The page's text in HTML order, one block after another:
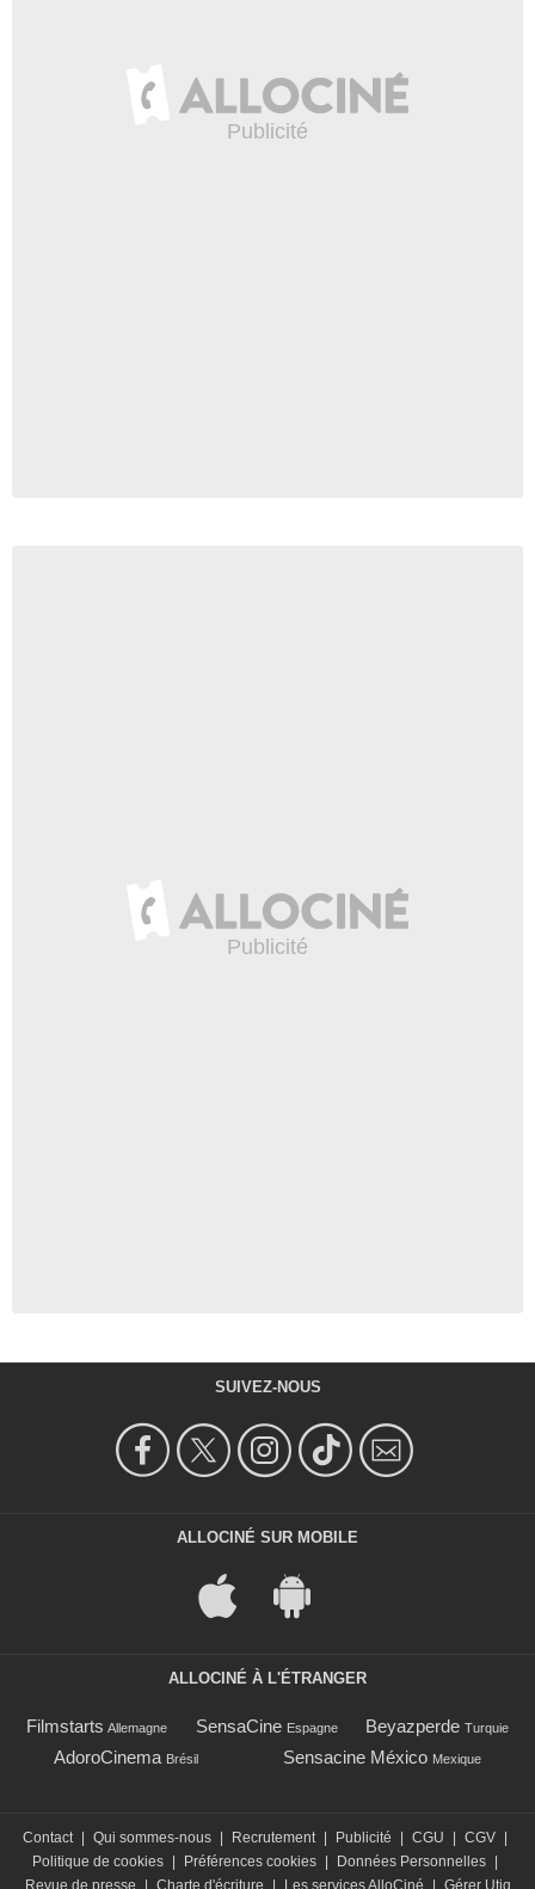
SUIVEZ-NOUS
ALLOCINÉ SUR MOBILE
ALLOCINÉ À L'ÉTRANGER
Filmstarts Allemagne SensaCine Espagne Beyazperde Turquie
AdoroCinema Brésil Sensacine México Mexique
Contact Qui sommes-nous Recrutement Publicité CGU CGV
Politique de cookies
Préférences cookies Données Personnelles
Revue de presse
Charte d'écriture Les services AlloCiné Gérer Utiq